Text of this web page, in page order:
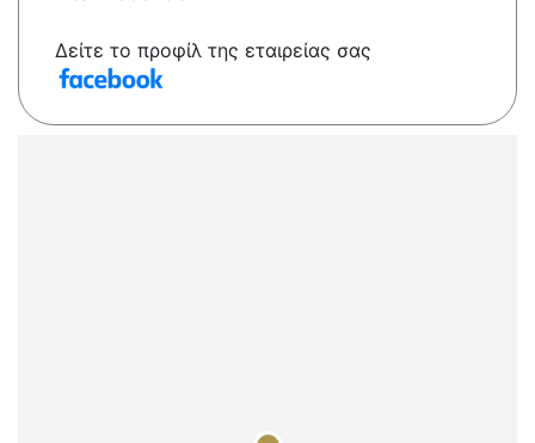
Δείτε το προφίλ της εταιρείας σας